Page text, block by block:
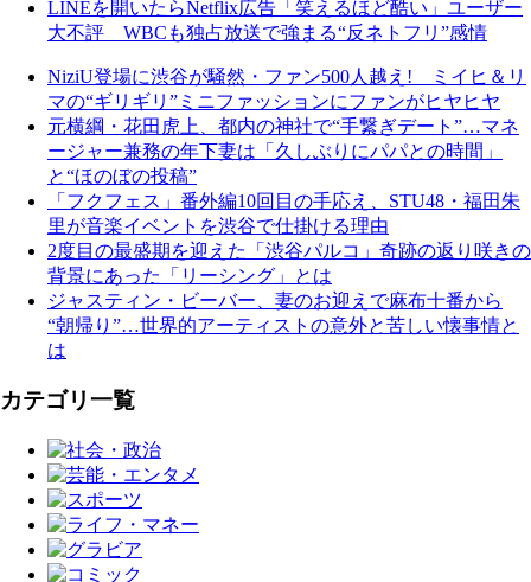
LINEを開いたらNetflix広告「笑えるほど酷い」ユーザー
大不評 WBCも独占放送で強まる“反ネトフリ”感情
NiziU登場に渋谷が騒然・ファン500人越え! ミイヒ＆リ
マの“ギリギリ”ミニファッションにファンがヒヤヒヤ
元横綱・花田虎上、都内の神社で“手繋ぎデート”…マネ
ージャー兼務の年下妻は「久しぶりにパパとの時間」
と“ほのぼの投稿”
「フクフェス」番外編10回目の手応え、STU48・福田朱
里が音楽イベントを渋谷で仕掛ける理由
2度目の最盛期を迎えた「渋谷パルコ」奇跡の返り咲きの
背景にあった「リーシング」とは
ジャスティン・ビーバー、妻のお迎えで麻布十番から
“朝帰り”…世界的アーティストの意外と苦しい懐事情と
は
カテゴリ一覧